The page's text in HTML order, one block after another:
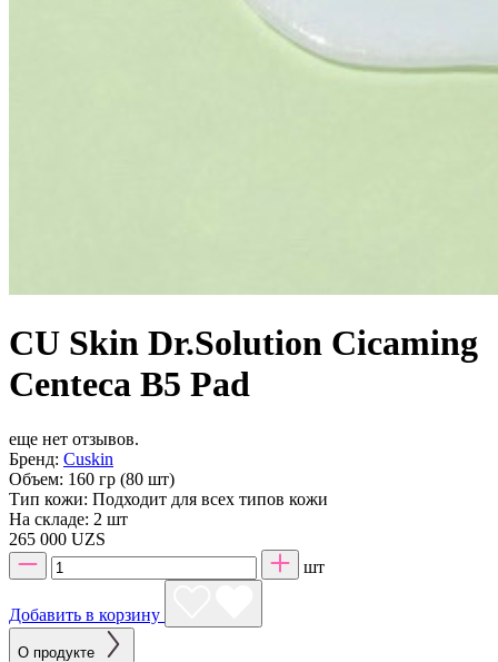
CU Skin Dr.Solution Cicaming
Centeca B5 Pad
еще нет отзывов.
Бренд: Cuskin
Объем: 160 гр (80 шт)
Тип кожи: Подходит для всех типов кожи
На складе: 2 шт
265 000 UZS
шт
Добавить в корзину
О продукте